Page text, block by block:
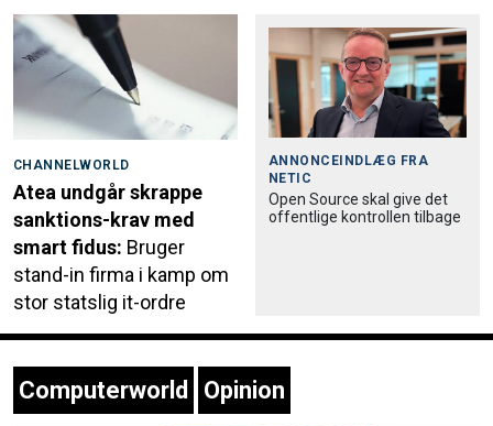
CHANNELWORLD
Atea undgår skrappe
sanktions-krav med
smart fidus: Bruger
stand-in firma i kamp om
stor statslig it-ordre
ANNONCEINDLÆG FRA
NETIC
Open Source skal give det
offentlige kontrollen tilbage
Computerworld Opinion